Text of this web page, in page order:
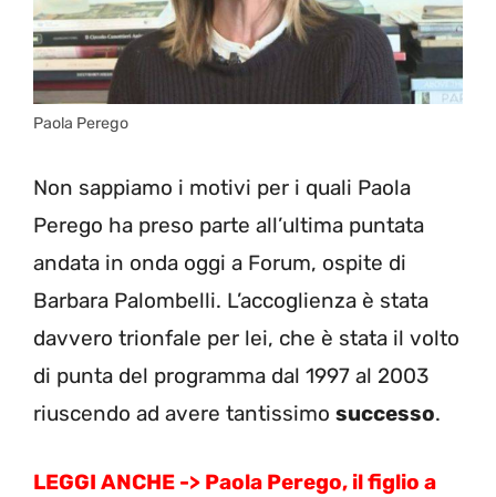
Paola Perego
Non sappiamo i motivi per i quali Paola
Perego ha preso parte all’ultima puntata
andata in onda oggi a Forum, ospite di
Barbara Palombelli. L’accoglienza è stata
davvero trionfale per lei, che è stata il volto
di punta del programma dal 1997 al 2003
riuscendo ad avere tantissimo successo.
LEGGI ANCHE -> Paola Perego, il figlio a